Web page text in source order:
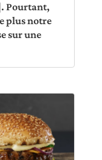
Pourtant,
plus notre
sur une